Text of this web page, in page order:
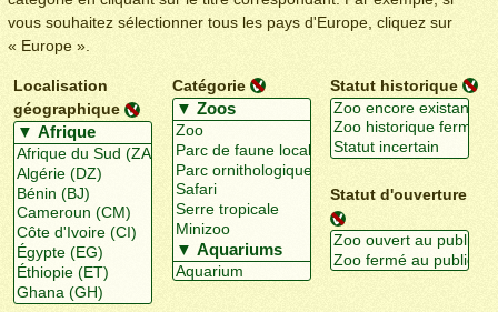
vous souhaitez sélectionner tous les pays d'Europe, cliquez sur
« Europe ».
Localisation
géographique
Catégorie Statut historique
Statut d'ouverture